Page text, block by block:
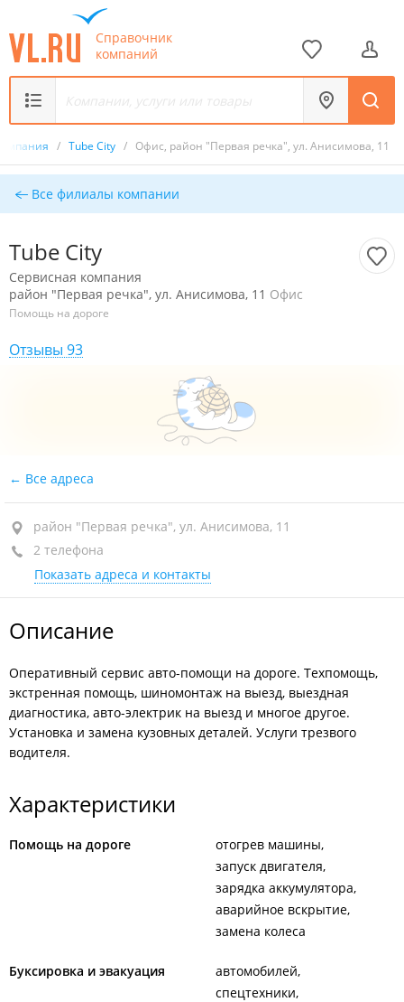
Справочник
компаний
/ Tube City / Офис, район "Первая речка", ул. Анисимова, 11
Все филиалы компании
Tube City
Сервисная компания
район "Первая речка", ул. Анисимова, 11 Офис
Помощь на дороге
Отзывы 93
Все адреса
район "Первая речка", ул. Анисимова, 11
2 телефона
Показать адреса и контакты
Описание
Оперативный сервис авто-помощи на дороге. Техпомощь,
экстренная помощь, шиномонтаж на выезд, выездная
диагностика, авто-электрик на выезд и многое другое.
Установка и замена кузовных деталей. Услуги трезвого
водителя.
Характеристики
Помощь на дороге
отогрев машины
запуск двигателя
зарядка аккумулятора
аварийное вскрытие
замена колеса
Буксировка и эвакуация
автомобилей
спецтехники